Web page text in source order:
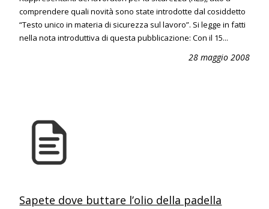
comprendere quali novità sono state introdotte dal cosiddetto
“Testo unico in materia di sicurezza sul lavoro”. Si legge in fatti
nella nota introduttiva di questa pubblicazione: Con il 15...
28 maggio 2008
Sapete dove buttare l’olio della padella